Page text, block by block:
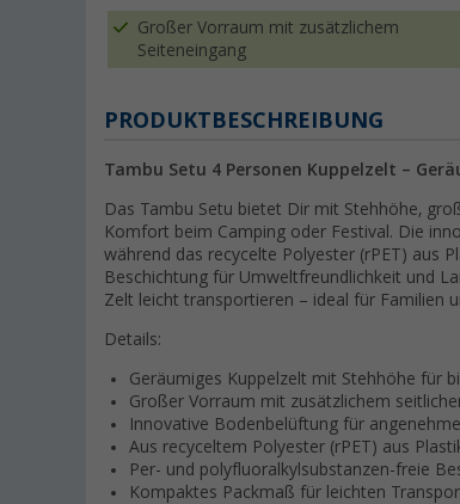
Großer Vorraum mit zusätzlichem
Seiteneingang
PRODUKTBESCHREIBUNG
Tambu Setu 4 Personen Kuppelzelt –
Das Tambu Setu bietet Dir mit Stehhöhe,
Komfort beim Camping oder Festival. Die
während das recycelte Polyester (rPET) aus
Beschichtung für Umweltfreundlichkeit und
Zelt leicht transportieren – ideal für Familien
Details:
Geräumiges Kuppelzelt mit Stehhöhe für
Großer Vorraum mit zusätzlichem
Innovative Bodenbelüftung für
Aus recyceltem Polyester (rPET) aus
Per- und polyfluoralkylsubstanzen-freie
Kompaktes Packmaß für leichten